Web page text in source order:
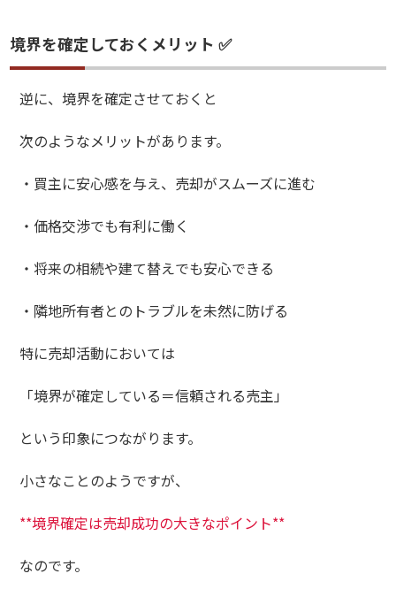
境界を確定しておくメリット ✅
逆に、境界を確定させておくと
次のようなメリットがあります。
・買主に安心感を与え、売却がスムーズに進む
・価格交渉でも有利に働く
・将来の相続や建て替えでも安心できる
・隣地所有者とのトラブルを未然に防げる
特に売却活動においては
「境界が確定している＝信頼される売主」
という印象につながります。
小さなことのようですが、
**境界確定は売却成功の大きなポイント**
なのです。